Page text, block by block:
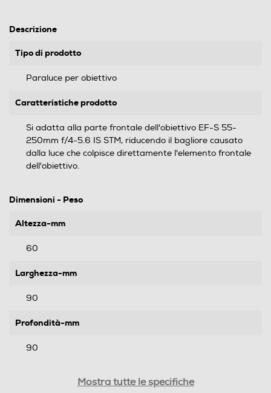
Descrizione
Tipo di prodotto
Paraluce per obiettivo
Caratteristiche prodotto
Si adatta alla parte frontale dell'obiettivo EF-S 55-
250mm f/4-5.6 IS STM, riducendo il bagliore causato
dalla luce che colpisce direttamente l'elemento frontale
dell'obiettivo.
Dimensioni - Peso
Altezza-mm
60
Larghezza-mm
90
Profondità-mm
90
Mostra tutte le specifiche